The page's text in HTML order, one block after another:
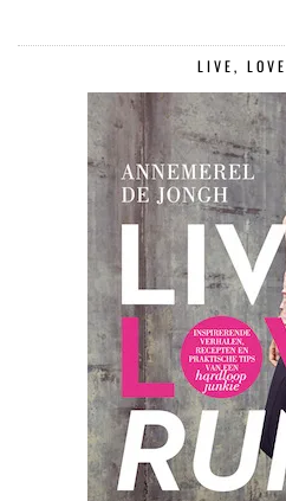
LIVE,